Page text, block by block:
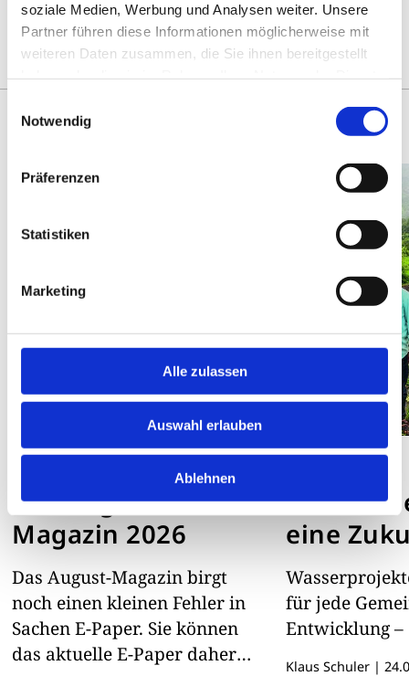
soziale Medien, Werbung und Analysen weiter. Unsere
Partner führen diese Informationen möglicherweise mit
weiteren Daten zusammen, die Sie ihnen bereitgestellt
Notwendig
Präferenzen
Statistiken
Marketing
Alle zulassen
Auswahl erlauben
Ablehnen
DAS KÖNNTE SIE AUCH
INTERESSIEREN
ROTARY AKTUELL
Das August-
Magazin 2026
Das August-Magazin birgt
noch einen kleinen Fehler in
Sachen E-Paper. Sie können
das aktuelle E-Paper daher
„Dörfer
eine
für jede
Entwicklung –
Klaus Schuler |